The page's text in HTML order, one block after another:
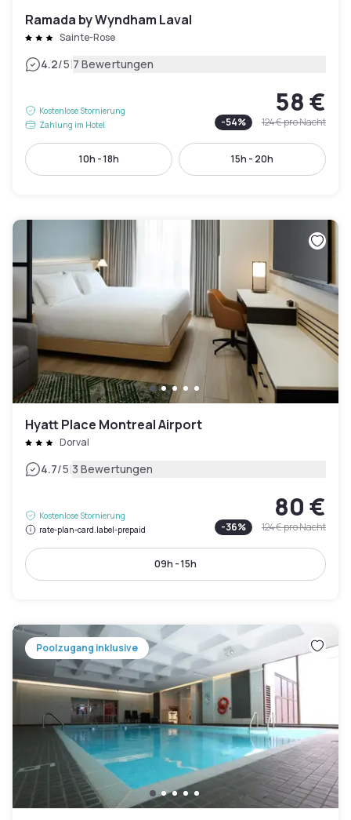
Ramada by Wyndham Laval
Sainte-Rose
4.2/5|7 Bewertungen
Kostenlose Stornierung
Zahlung im Hotel
58 €
-54% 124 €pro Nacht
10h - 18h 15h - 20h
Hyatt Place Montreal Airport
Dorval
4.7/5|3 Bewertungen
Kostenlose Stornierung
rate-plan-card.label-prepaid
80 €
-36% 124 €pro Nacht
09h - 15h
Poolzugang inklusive